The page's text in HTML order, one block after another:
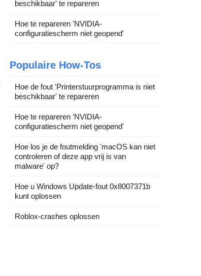
beschikbaar' te repareren
Hoe te repareren 'NVIDIA-
configuratiescherm niet geopend'
Populaire How-Tos
Hoe de fout 'Printerstuurprogramma is niet
beschikbaar' te repareren
Hoe te repareren 'NVIDIA-
configuratiescherm niet geopend'
Hoe los je de foutmelding 'macOS kan niet
controleren of deze app vrij is van
malware' op?
Hoe u Windows Update-fout 0x8007371b
kunt oplossen
Roblox-crashes oplossen